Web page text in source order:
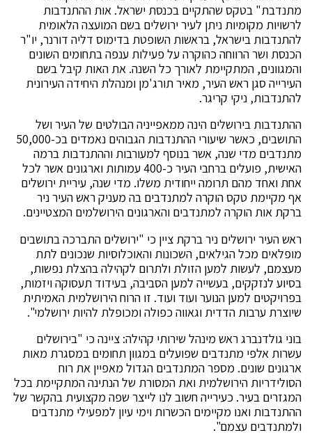
מתנדבת" בטקס שהתקיים בכנסת ישראל. אות ההתנדבות
לרשויות מקומיות ניתן לעיר ירושלים בשם המועצה הלאומית
להתנדבות בישראל, בראשות השופטת בדימוס דליה דורנר, יו"ר
הכנסת ושר הרווחה כהוקרה על פעילות ענפה בתחומים השונים
והמגוונים, המתקיימת לאורך כל השנה. את האות קיבל בשם
העירייה סגן ראש העיר, מאיר תורג'מן ומנהלת היחידה העירונית
להתנדבות, ניקי קריגר.
ההתנדבות בירושלים הינה ממאפייניה הבולטים של העיר ושל
התושבים, כאשר שיעורי ההתנדבות הגבוהים נאמדים בכ-50,000
מתנדבים מדי שנה, אשר בנוסף למעורבות וההתנדבות ברמה
האישית, פועלים ברחבי העיר כ-400 עמותות וארגונים אשר לכל
אחת ואחד מהם תרומה ייחודית משלו. מדי שנה, עיריית ירושלים
אף מקיימת טקס הוקרה למתנדבים בה מעניק ראש העיר ניר
ברקת אות הוקרה למתנדבים והארגונים הירושלמים המצטיינים.
ראש העיר ירושלים ניר ברקת ציין כי "ירושלים התברכה בתושבים
מופלאים מכל הגילאים, השכונות והאוכלוסיות שנכונים לתת
מעצמם, לעשות למען הזולת ולתרום לקהילה בהצלת נפשות,
בסיוע לנזקקים, בעשייה למען הסביבה, בעידוד תעסוקה ויזמות,
בפרויקטים למען הנוער ועוד ועוד. זו הרוח הירושלמית האמיתית
שיוצרת ערבות הדדית וגאווה כפולה ומכופלת להיות ירושלמי".
בוני גולדנברג ראש מינהל שירותי קהילה: ציינה כי "בירושלים
עשרות אלפי מתנדבים שפועלים במגוון תחומים במסגרת מאות
ארגונים שונים. מספר המתנדבים הגדול מאפיין את רוח
הסולידריות הירושלמית ואת המסורת של הנתינה המתקיימת בכל
המגזרים בעיר. כעירייה חשוב לנו לייצר שפה מקצועית בהקשר של
ההתנדבות ואנו מקיימים הכשרות וימי עיון למפעילי מתנדבים
ולמתנדבים עצמם".